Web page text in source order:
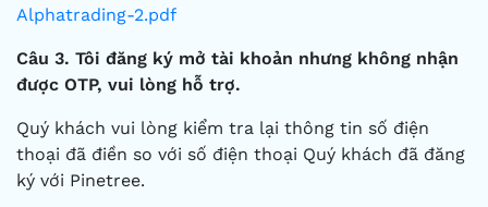
Alphatrading-2.pdf
Câu 3. Tôi đăng ký mở tài khoản nhưng không nhận
được OTP, vui lòng hỗ trợ.
Quý khách vui lòng kiểm tra lại thông tin số điện
thoại đã điền so với số điện thoại Quý khách đã đăng
ký với Pinetree.